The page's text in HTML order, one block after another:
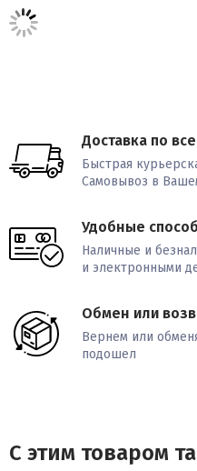
Доставка по
Быстрая
Самовывоз в
Удобные
Наличные и
и электронными
Обмен или
Вернем или
подошел
С этим товаром